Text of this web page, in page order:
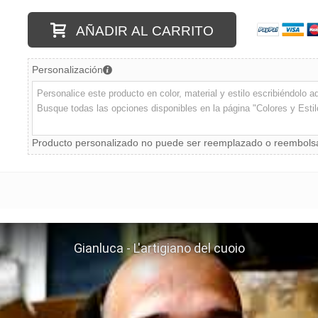
AÑADIR AL CARRITO
Personalización
Producto personalizado no puede ser reemplazado o